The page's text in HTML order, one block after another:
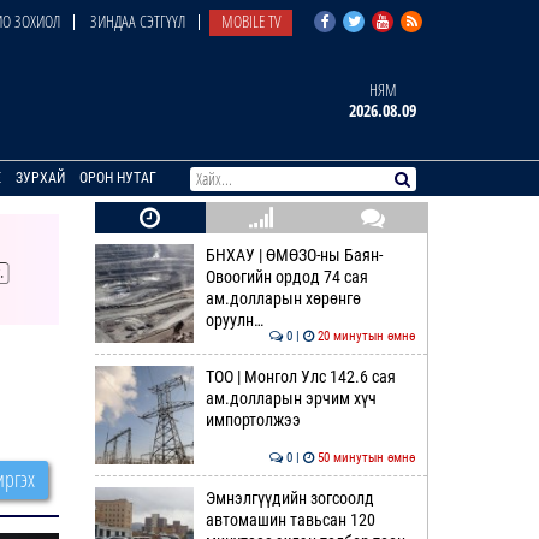
ЗОХИОЛ ЗИНДАА СЭТГҮҮЛ MOBILE TV
НЯМ
2026.08.09
ЗУРХАЙ ОРОН НУТАГ
БНХАУ | ӨМӨЗО-ны Баян-
Овоогийн ордод 74 сая
ам.долларын хөрөнгө
оруулн…
0 | 20 минутын өмнө
ТОО | Монгол Улс 142.6 сая
ам.долларын эрчим хүч
импортолжээ
0 | 50 минутын өмнө
Эмнэлгүүдийн зогсоолд
автомашин тавьсан 120